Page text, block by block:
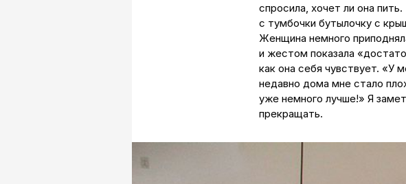
спросила, хочет ли она
с тумбочки бутылочку с
Женщина немного
и жестом показала
как она себя чувствует. «У
недавно дома мне стало
уже немного лучше!» Я
прекращать.